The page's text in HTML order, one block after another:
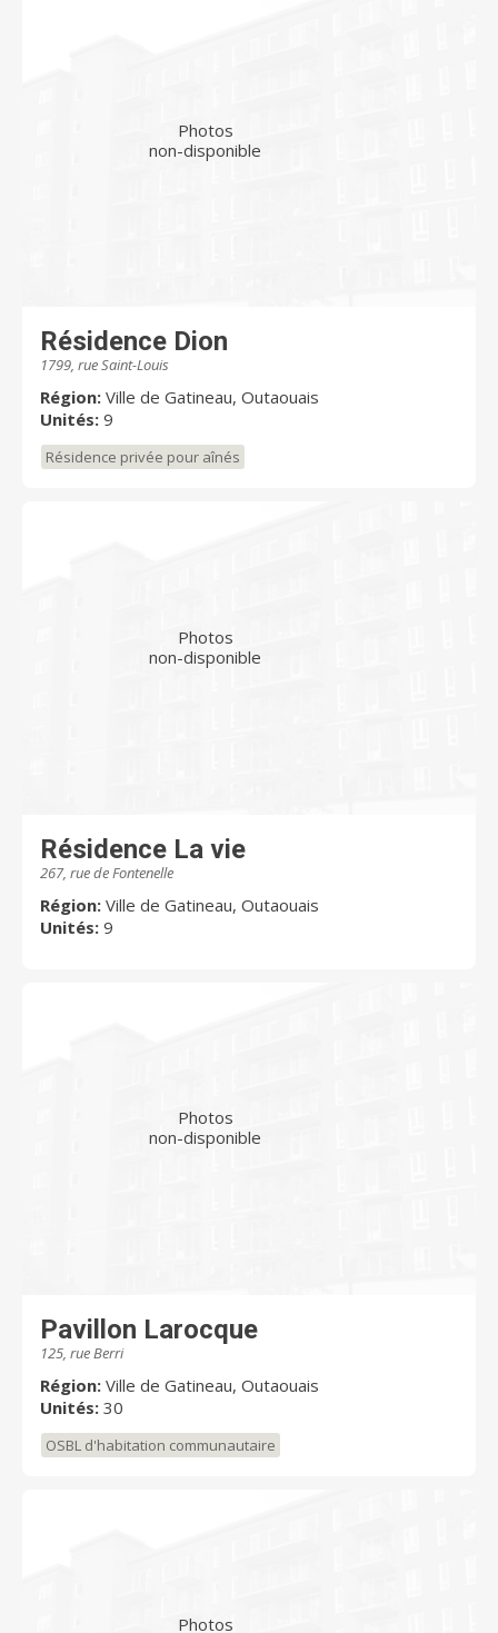
Photos
non-disponible
Résidence Dion
1799, rue Saint-Louis
Région: Ville de Gatineau, Outaouais
Unités: 9
Résidence privée pour aînés
Photos
non-disponible
Résidence La vie
267, rue de Fontenelle
Région: Ville de Gatineau, Outaouais
Unités: 9
Photos
non-disponible
Pavillon Larocque
125, rue Berri
Région: Ville de Gatineau, Outaouais
Unités: 30
OSBL d'habitation communautaire
Photos